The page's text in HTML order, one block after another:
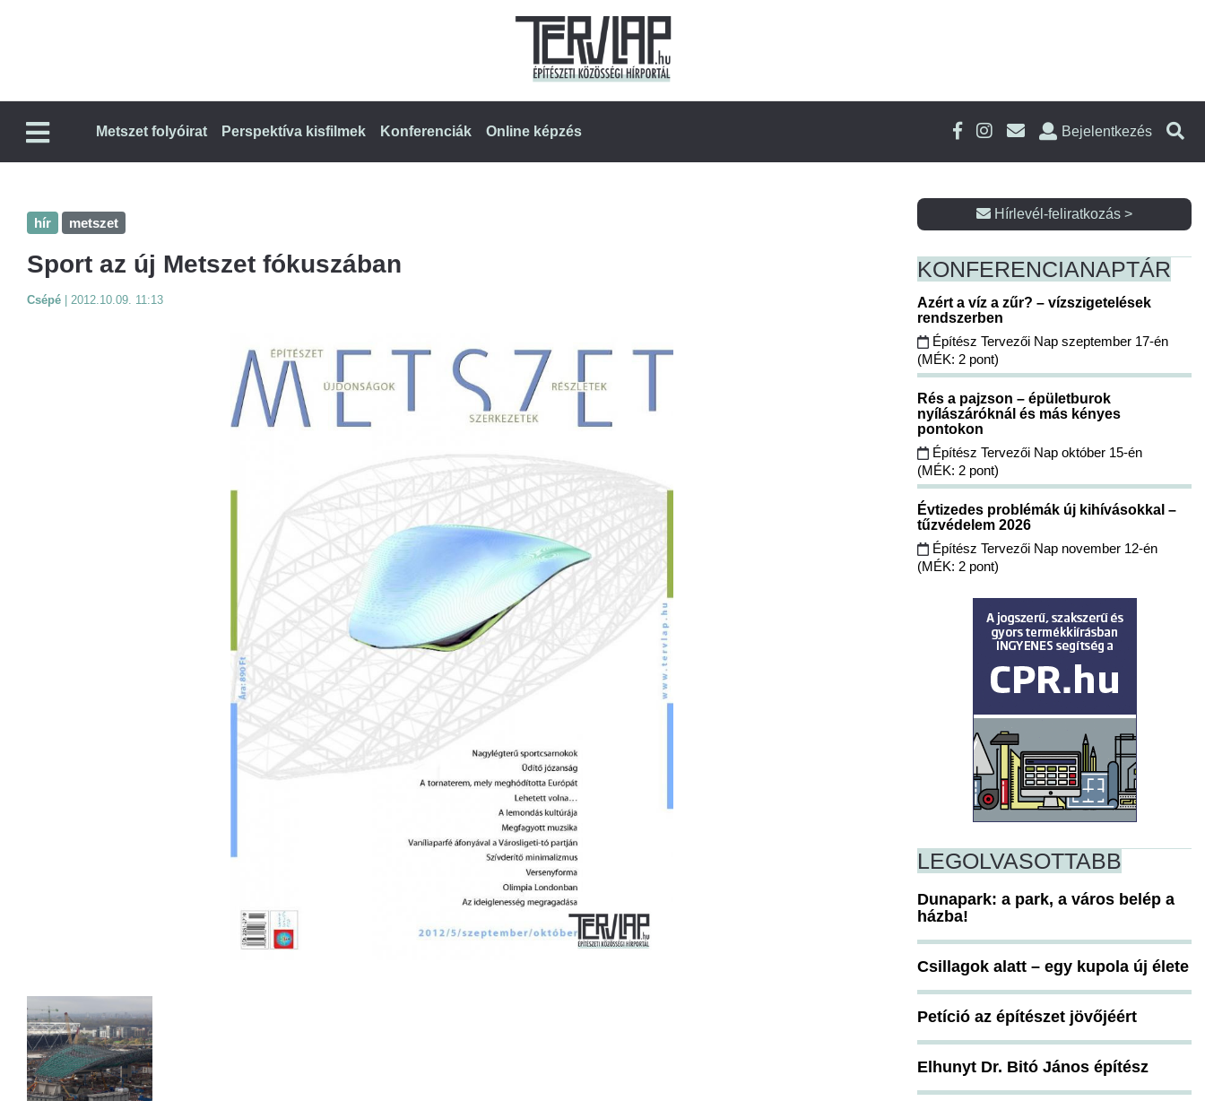
Metszet folyóirat Perspektíva kisfilmek Konferenciák Online képzés Bejelentkezés
hír metszet
Sport az új Metszet fókuszában
Csépé 2012.10.09. 11:13
Hírlevél-feliratkozás >
KONFERENCIANAPTÁR
Azért a víz a zűr? – vízszigetelések
rendszerben
Építész Tervezői Nap szeptember 17-én
(MÉK: 2 pont)
Rés a pajzson – épületburok
nyílászáróknál és más kényes
pontokon
Építész Tervezői Nap október 15-én
(MÉK: 2 pont)
Évtizedes problémák új kihívásokkal –
tűzvédelem 2026
Építész Tervezői Nap november 12-én
(MÉK: 2 pont)
LEGOLVASOTTABB
Dunapark: a park, a város belép a
házba!
Csillagok alatt – egy kupola új élete
Petíció az építészet jövőjéért
Elhunyt Dr. Bitó János építész